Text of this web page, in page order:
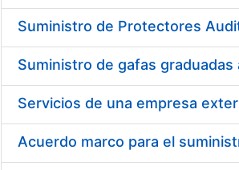
Mostrar/Ocultar
Acuerdo marco para el